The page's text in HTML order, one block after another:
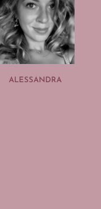
ALESSANDRA